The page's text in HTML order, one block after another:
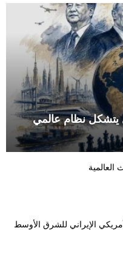
يتشكل نظام عالمي
العالمية
الإيراني للشرق الأوسط